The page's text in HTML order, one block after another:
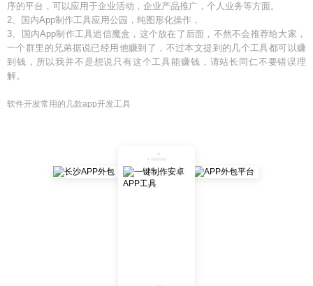
序的平台，可以应用于企业活动，企业产品推广，个人业务等方面。
2、国内App制作工具应用公园，纯图形化操作，
3、国内App制作工具追信魔盒，这个放在了后面，不然不会推荐给大家，
一个群里的兄弟据说已经用他赚到了，不过本文提到的几个工具都可以赚
到钱，所以我并不是想说只有这个工具能赚钱，请站长同仁不要错误理
解。
软件开发常用的几款app开发工具